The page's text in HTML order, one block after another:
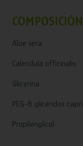
Aloe vera
Calendula officinalis
Glicerina
PEG-8 glicéridos
Propilenglicol